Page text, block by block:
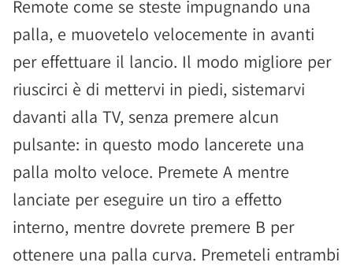
Remote come se steste impugnando una
palla, e muovetelo velocemente in avanti
per effettuare il lancio. Il modo migliore per
riuscirci è di mettervi in piedi, sistemarvi
davanti alla TV, senza premere alcun
pulsante: in questo modo lancerete una
palla molto veloce. Premete A mentre
lanciate per eseguire un tiro a effetto
interno, mentre dovrete premere B per
ottenere una palla curva. Premeteli entrambi